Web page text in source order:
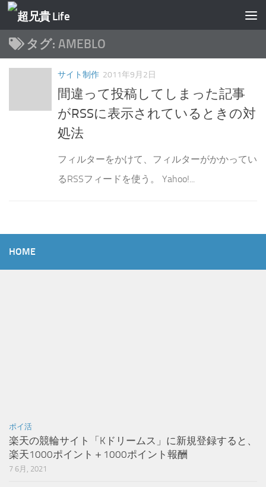
コンテンツへスキップ
タグ: AMEBLO
サイト制作 2011年9月2日
間違って投稿してしまった記事
がRSSに表示されているときの対
処法
フィルターをかけて、フィルターがかかってい
るRSSフィードを使う。 Yahoo!...
HOME
ポイ活
楽天の競輪サイト「Kドリームス」に新規登録すると、
楽天1000ポイント＋1000ポイント報酬
7 6月, 2021